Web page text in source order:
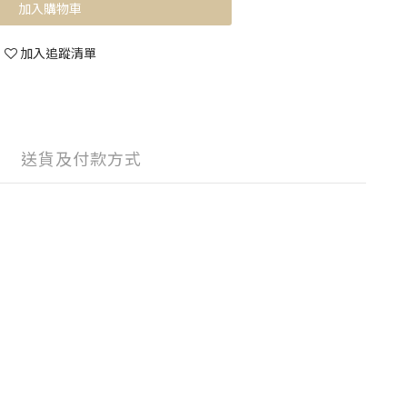
加入購物車
加入追蹤清單
送貨及付款方式